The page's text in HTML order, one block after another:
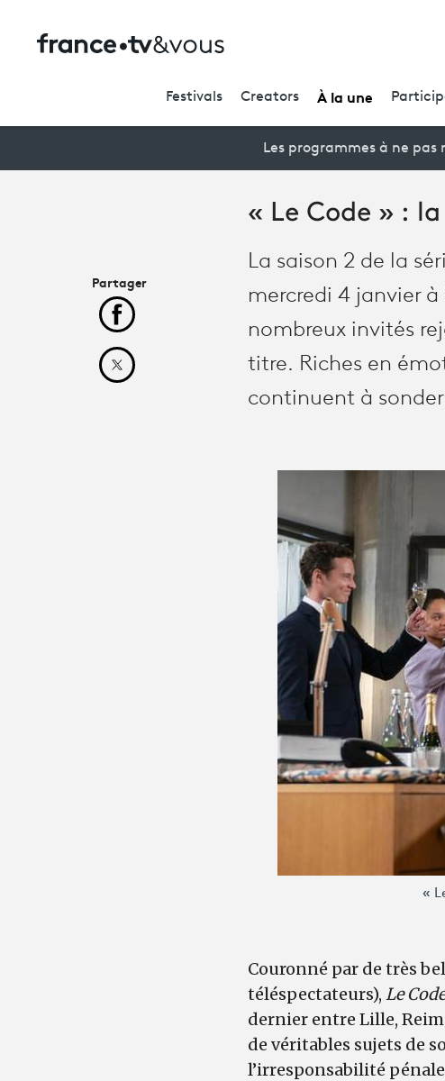
Festivals Creators À la une
Les programmes à ne pas
« Le Code » :
La saison 2 de la
mercredi 4 janvier
nombreux invités
titre. Riches en
continuent à
«
Couronné par de très
téléspectateurs), Le Code
dernier entre Lille,
de véritables sujets de
l’irresponsabilité
Partager
Partager cet article sur Facebook
Partager cet article sur X